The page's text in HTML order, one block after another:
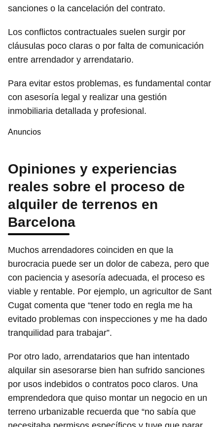
sanciones o la cancelación del contrato.
Los conflictos contractuales suelen surgir por
cláusulas poco claras o por falta de comunicación
entre arrendador y arrendatario.
Para evitar estos problemas, es fundamental contar
con asesoría legal y realizar una gestión
inmobiliaria detallada y profesional.
Anuncios
Opiniones y experiencias
reales sobre el proceso de
alquiler de terrenos en
Barcelona
Muchos arrendadores coinciden en que la
burocracia puede ser un dolor de cabeza, pero que
con paciencia y asesoría adecuada, el proceso es
viable y rentable. Por ejemplo, un agricultor de Sant
Cugat comenta que “tener todo en regla me ha
evitado problemas con inspecciones y me ha dado
tranquilidad para trabajar”.
Por otro lado, arrendatarios que han intentado
alquilar sin asesorarse bien han sufrido sanciones
por usos indebidos o contratos poco claros. Una
emprendedora que quiso montar un negocio en un
terreno urbanizable recuerda que “no sabía que